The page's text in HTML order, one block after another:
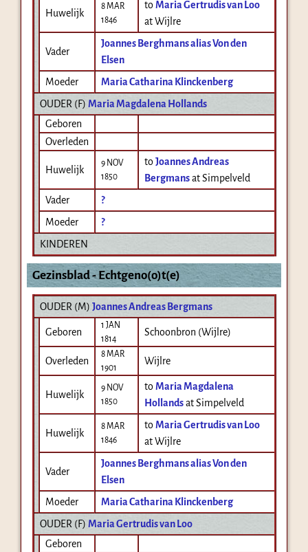
Huwelijk
8 MAR
1846
toMaria Gertrudis van Loo
at Wijlre
Vader
Joannes Berghmans alias Von den
Elsen
Moeder
Maria Catharina Klinckenberg
OUDER (F) Maria Magdalena Hollands
Geboren
Overleden
Huwelijk
9 NOV
1850
toJoannes Andreas
Bergmans at Simpelveld
Vader
?
Moeder
?
KINDEREN
Gezinsblad - Echtgeno(o)t(e)
OUDER (M) Joannes Andreas Bergmans
Geboren
1 JAN
1814
Schoonbron (Wijlre)
Overleden
8 MAR
1901
Wijlre
Huwelijk
9 NOV
1850
toMaria Magdalena
Hollands at Simpelveld
Huwelijk
8 MAR
1846
toMaria Gertrudis van Loo
at Wijlre
Vader
Joannes Berghmans alias Von den
Elsen
Moeder
Maria Catharina Klinckenberg
OUDER (F) Maria Gertrudis van Loo
Geboren